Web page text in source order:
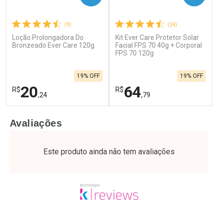
(9)
Loção Prolongadora Do
Bronzeado Ever Care 120g
R$20,24
19% OFF
Laboratório
Por Menos
(24)
Kit Ever Care Protetor Solar
Facial FPS 70 40g + Corporal
FPS 70 120g
R$64,79
19% OFF
Laboratório
Por Menos
Avaliações
Este produto ainda não tem avaliações